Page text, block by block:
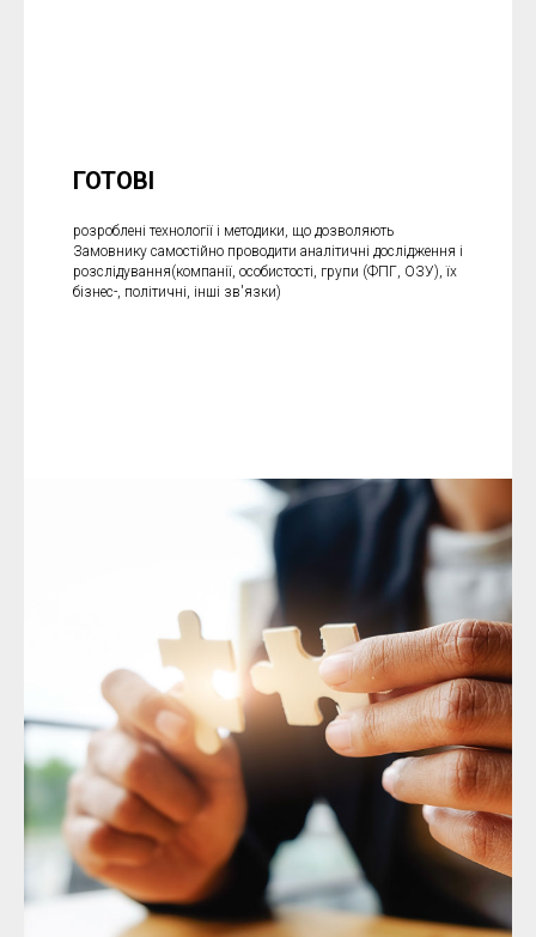
ГОТОВІ
розроблені технології і методики, що дозволяють
Замовнику самостійно проводити аналітичні дослідження і
розслідування(компанії, особистості, групи (ФПГ, ОЗУ), їх
бізнес-, політичні, інші зв'язки)